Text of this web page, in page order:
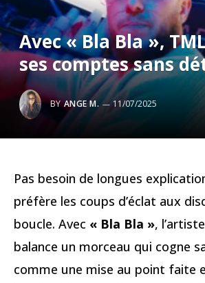
Avec « Bla Bla »,
ses comptes sans
BY ANGE M. 11/07/2025
Pas besoin de longues
préfère les coups d’éclat aux
boucle. Avec « Bla Bla »,
balance un morceau qui cogne
comme une mise au point faite